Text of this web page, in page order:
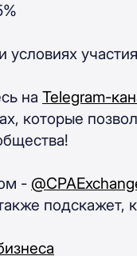
условиях
на Telegram-
которые
-
подскажет,